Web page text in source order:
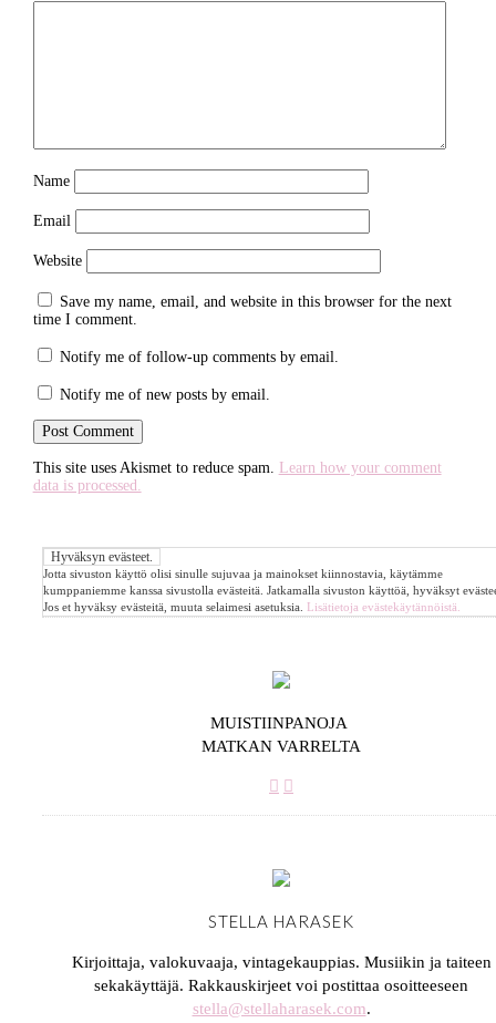
Name
Email
Website
Save my name, email, and website in this browser for the next
time I comment.
Notify me of follow-up comments by email.
Notify me of new posts by email.
This site uses Akismet to reduce spam. Learn how your comment
data is processed.
Jotta sivuston käyttö olisi sinulle sujuvaa ja mainokset kiinnostavia, käytämme
kumppaniemme kanssa sivustolla evästeitä. Jatkamalla sivuston käyttöä, hyväksyt
Jos et hyväksy evästeitä, muuta selaimesi asetuksia. Lisätietoja evästekäytännöistä.
MUISTIINPANOJA
MATKAN VARRELTA
STELLA HARASEK
Kirjoittaja, valokuvaaja, vintagekauppias. Musiikin ja taiteen
sekakäyttäjä. Rakkauskirjeet voi postittaa osoitteeseen
stella@stellaharasek.com.